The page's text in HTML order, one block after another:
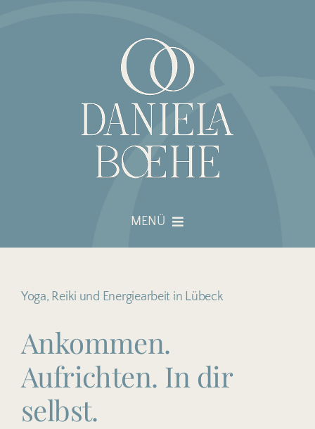
MENÜ
ÜBER MICH
Yoga, Reiki und Energiearbeit in Lübeck
Ankommen.
Aufrichten. In dir
selbst.